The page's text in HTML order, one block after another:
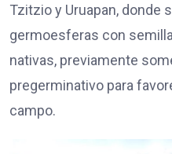
Tzitzio y Uruapan, donde
germoesferas con
nativas, previamente
pregerminativo para
campo.